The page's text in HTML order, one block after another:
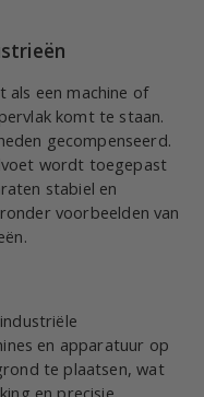
als een machine of
komt te staan.
gecompenseerd.
wordt toegepast
stabiel en
voorbeelden van
en apparatuur op
te plaatsen, wat